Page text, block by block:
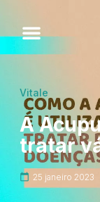
Vitale
A
tratar
25 janeiro 2023